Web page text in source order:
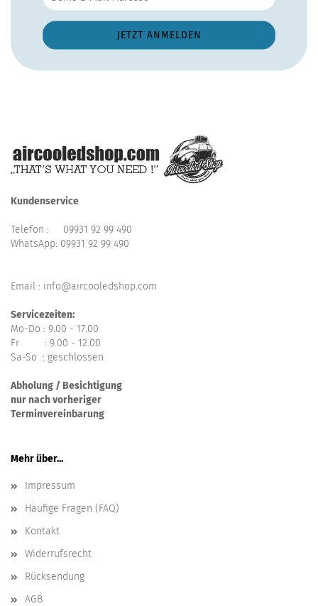
Kundenservice
Telefon : 09931 92 99 490
WhatsApp: 09931 92 99 490
Email : info@aircooledshop.com
Servicezeiten:
Mo-Do : 9.00 - 17.00
Fr : 9.00 - 12.00
Sa-So : geschlossen
Abholung / Besichtigung
nur nach vorheriger
Terminvereinbarung
Mehr über...
Impressum
Häufige Fragen (FAQ)
Kontakt
Widerrufsrecht
Rücksendung
AGB